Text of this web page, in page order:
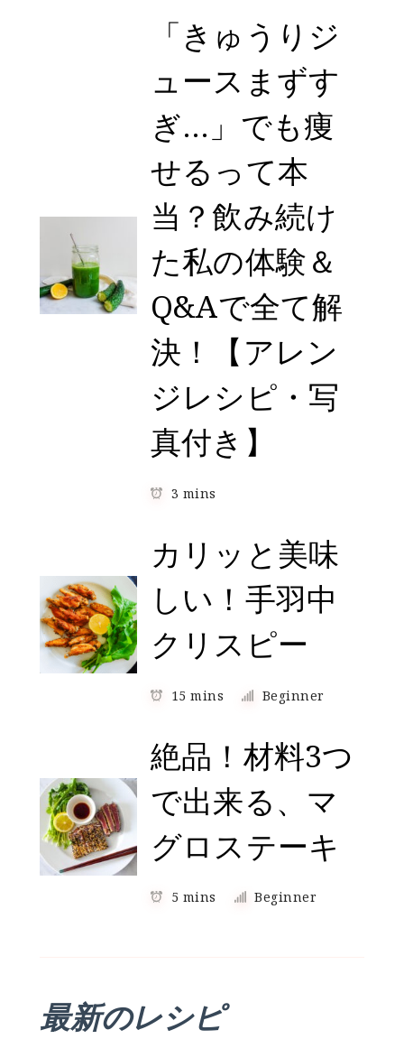
「きゅうりジ
ュースまずす
ぎ…」でも痩
せるって本
当？飲み続け
た私の体験＆
Q&Aで全て解
決！【アレン
ジレシピ・写
真付き】
3 mins
カリッと美味
しい！手羽中
クリスピー
15 mins Beginner
絶品！材料3つ
で出来る、マ
グロステーキ
5 mins Beginner
最新のレシピ